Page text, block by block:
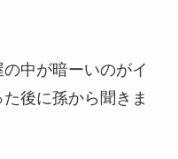
の中が暗ーいのがイ
後に孫から聞きま